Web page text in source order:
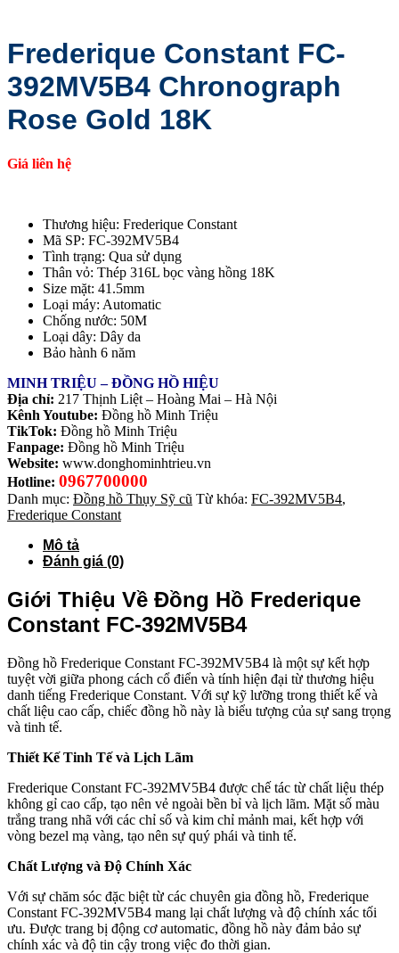
Frederique Constant FC-
392MV5B4 Chronograph
Rose Gold 18K
Giá liên hệ
Thương hiệu: Frederique Constant
Mã SP: FC-392MV5B4
Tình trạng: Qua sử dụng
Thân vỏ: Thép 316L bọc vàng hồng 18K
Size mặt: 41.5mm
Loại máy: Automatic
Chống nước: 50M
Loại dây: Dây da
Bảo hành 6 năm
MINH TRIỆU – ĐỒNG HỒ HIỆU
Địa chỉ: 217 Thịnh Liệt – Hoàng Mai – Hà Nội
Kênh Youtube: Đồng hồ Minh Triệu
TikTok: Đồng hồ Minh Triệu
Fanpage: Đồng hồ Minh Triệu
Website: www.donghominhtrieu.vn
Hotline: 0967700000
Danh mục: Đồng hồ Thụy Sỹ cũ Từ khóa: FC-392MV5B4,
Frederique Constant
Mô tả
Đánh giá (0)
Giới Thiệu Về Đồng Hồ Frederique
Constant FC-392MV5B4
Đồng hồ Frederique Constant FC-392MV5B4 là một sự kết hợp
tuyệt vời giữa phong cách cổ điển và tính hiện đại từ thương hiệu
danh tiếng Frederique Constant. Với sự kỹ lưỡng trong thiết kế và
chất liệu cao cấp, chiếc đồng hồ này là biểu tượng của sự sang trọng
và tinh tế.
Thiết Kế Tinh Tế và Lịch Lãm
Frederique Constant FC-392MV5B4 được chế tác từ chất liệu thép
không gỉ cao cấp, tạo nên vẻ ngoài bền bỉ và lịch lãm. Mặt số màu
trắng trang nhã với các chỉ số và kim chỉ mảnh mai, kết hợp với
vòng bezel mạ vàng, tạo nên sự quý phái và tinh tế.
Chất Lượng và Độ Chính Xác
Với sự chăm sóc đặc biệt từ các chuyên gia đồng hồ, Frederique
Constant FC-392MV5B4 mang lại chất lượng và độ chính xác tối
ưu. Được trang bị động cơ automatic, đồng hồ này đảm bảo sự
chính xác và độ tin cậy trong việc đo thời gian.